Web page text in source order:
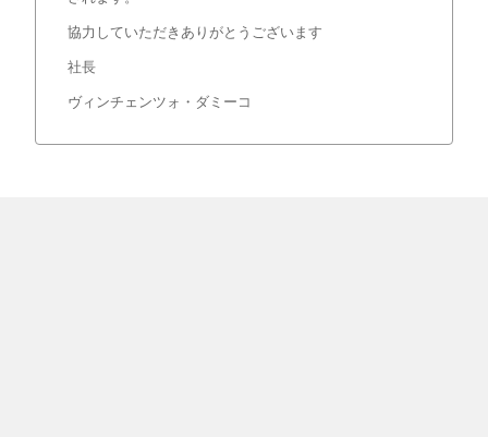
協力していただきありがとうございます
社長
ヴィンチェンツォ・ダミーコ